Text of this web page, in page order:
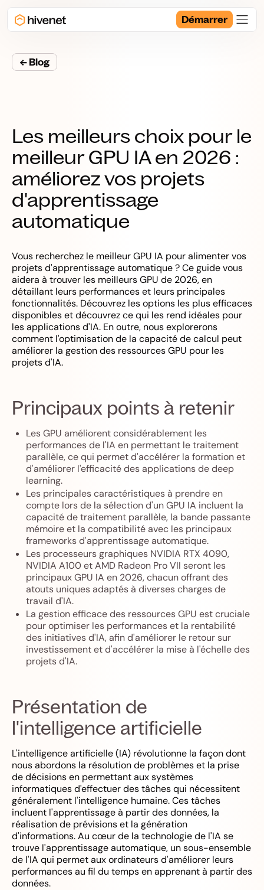
Démarrer
← Blog
Les meilleurs choix pour le
meilleur GPU IA en 2026 :
améliorez vos projets
d'apprentissage
automatique
Vous recherchez le meilleur GPU IA pour alimenter vos
projets d'apprentissage automatique ? Ce guide vous
aidera à trouver les meilleurs GPU de 2026, en
détaillant leurs performances et leurs principales
fonctionnalités. Découvrez les options les plus efficaces
disponibles et découvrez ce qui les rend idéales pour
les applications d'IA. En outre, nous explorerons
comment l'optimisation de la capacité de calcul peut
améliorer la gestion des ressources GPU pour les
projets d'IA.
Principaux points à retenir
Les GPU améliorent considérablement les
performances de l'IA en permettant le traitement
parallèle, ce qui permet d'accélérer la formation et
d'améliorer l'efficacité des applications de deep
learning.
Les principales caractéristiques à prendre en
compte lors de la sélection d'un GPU IA incluent la
capacité de traitement parallèle, la bande passante
mémoire et la compatibilité avec les principaux
frameworks d'apprentissage automatique.
Les processeurs graphiques NVIDIA RTX 4090,
NVIDIA A100 et AMD Radeon Pro VII seront les
principaux GPU IA en 2026, chacun offrant des
atouts uniques adaptés à diverses charges de
travail d'IA.
La gestion efficace des ressources GPU est cruciale
pour optimiser les performances et la rentabilité
des initiatives d'IA, afin d'améliorer le retour sur
investissement et d'accélérer la mise à l'échelle des
projets d'IA.
Présentation de
l'intelligence artificielle
L'intelligence artificielle (IA) révolutionne la façon dont
nous abordons la résolution de problèmes et la prise
de décisions en permettant aux systèmes
informatiques d'effectuer des tâches qui nécessitent
généralement l'intelligence humaine. Ces tâches
incluent l'apprentissage à partir des données, la
réalisation de prévisions et la génération
d'informations. Au cœur de la technologie de l'IA se
trouve l'apprentissage automatique, un sous-ensemble
de l'IA qui permet aux ordinateurs d'améliorer leurs
performances au fil du temps en apprenant à partir des
données.